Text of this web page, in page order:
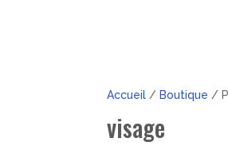
Accueil / Boutique /
visage